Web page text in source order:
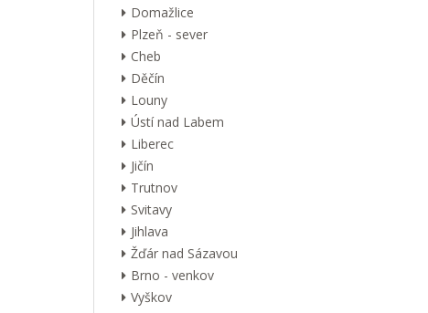
Domažlice
Plzeň - sever
Cheb
Děčín
Louny
Ústí nad Labem
Liberec
Jičín
Trutnov
Svitavy
Jihlava
Žďár nad Sázavou
Brno - venkov
Vyškov